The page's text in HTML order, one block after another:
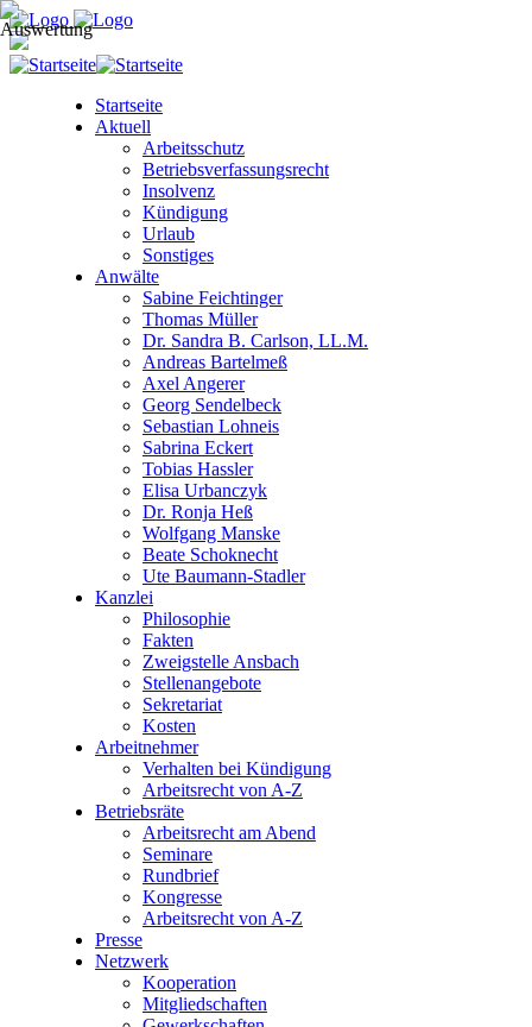
Startseite
Aktuell
Arbeitsschutz
Betriebsverfassungsrecht
Insolvenz
Kündigung
Urlaub
Sonstiges
Anwälte
Sabine Feichtinger
Thomas Müller
Dr. Sandra B. Carlson, LL.M.
Andreas Bartelmeß
Axel Angerer
Georg Sendelbeck
Sebastian Lohneis
Sabrina Eckert
Tobias Hassler
Elisa Urbanczyk
Dr. Ronja Heß
Wolfgang Manske
Beate Schoknecht
Ute Baumann-Stadler
Kanzlei
Philosophie
Fakten
Zweigstelle Ansbach
Stellenangebote
Sekretariat
Kosten
Arbeitnehmer
Verhalten bei Kündigung
Arbeitsrecht von A-Z
Betriebsräte
Arbeitsrecht am Abend
Seminare
Rundbrief
Kongresse
Arbeitsrecht von A-Z
Presse
Netzwerk
Kooperation
Mitgliedschaften